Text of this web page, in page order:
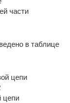
части
в таблице
цепи
цепи